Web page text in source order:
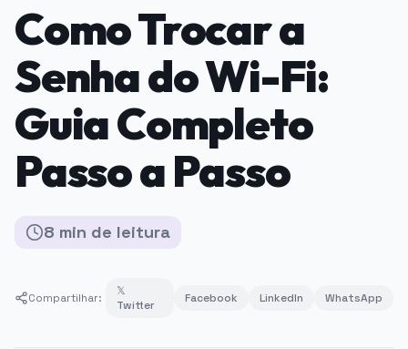
Como Trocar a
Senha do Wi-Fi:
Guia Completo
Passo a Passo
8 min de leitura
Compartilhar:
𝕏
Twitter
Facebook LinkedIn WhatsApp